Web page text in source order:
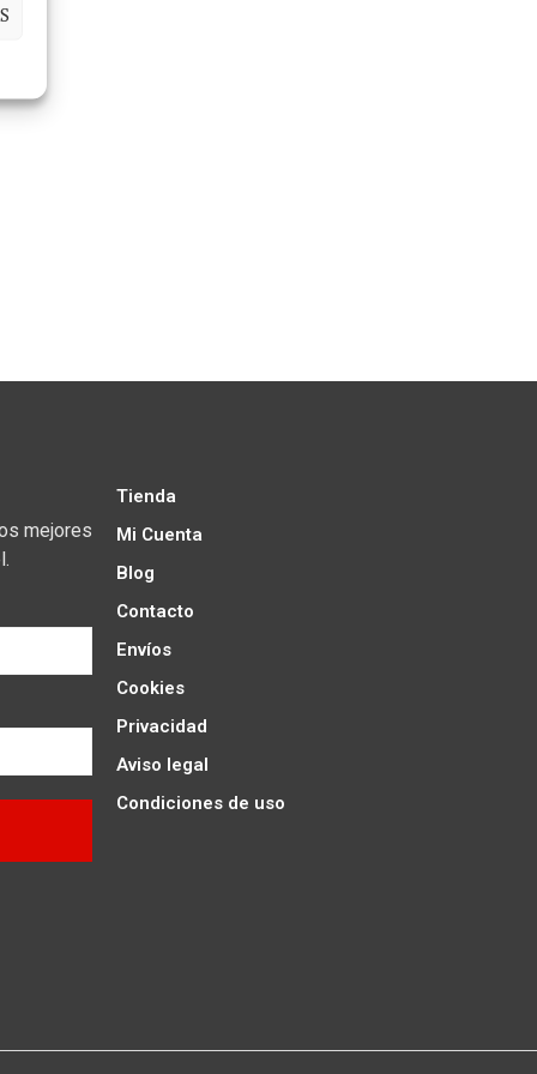
mejores
Tienda
Mi Cuenta
Blog
Contacto
Envíos
Cookies
Privacidad
Aviso legal
Condiciones de uso